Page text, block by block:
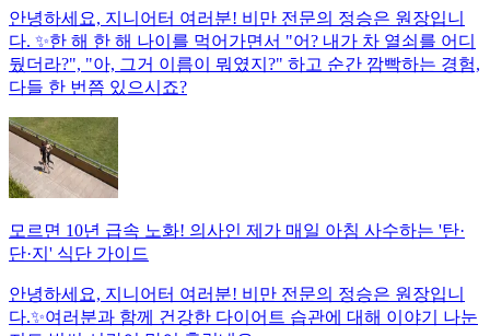
안녕하세요, 지니어터 여러분! 비만 전문의 정승은 원장입니
다. ✨한 해 한 해 나이를 먹어가면서 "어? 내가 차 열쇠를 어디
뒀더라?", "아, 그거 이름이 뭐였지?" 하고 순간 깜빡하는 경험,
다들 한 번쯤 있으시죠?
모르면 10년 급속 노화! 의사인 제가 매일 아침 사수하는 '탄·
단·지' 식단 가이드
안녕하세요, 지니어터 여러분! 비만 전문의 정승은 원장입니
다.✨여러분과 함께 건강한 다이어트 습관에 대해 이야기 나눈